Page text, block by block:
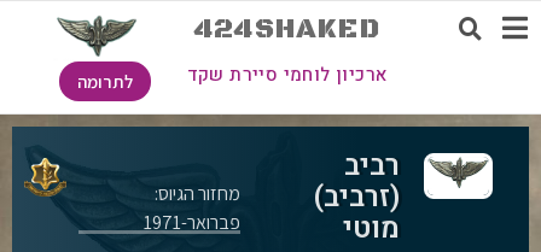
424SHAKED
ארכיון לוחמי סיירת שקד לתרומה
רביב
(זרביב)
מוטי
מחזור הגיוס:
פברואר-1971